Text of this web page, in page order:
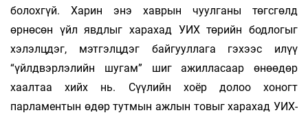
болохгүй. Харин энэ хаврын чуулганы төгсгөлд
өрнөсөн үйл явдлыг харахад УИХ төрийн бодлогыг
хэлэлцдэг, мэтгэлцдэг байгууллага гэхээс илүү
“үйлдвэрлэлийн шугам” шиг ажилласаар өнөөдөр
хаалтаа хийх нь. Сүүлийн хоёр долоо хоногт
парламентын өдөр тутмын ажлын товыг харахад УИХ-